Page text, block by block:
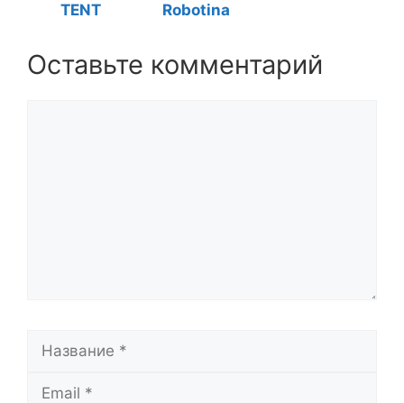
TENT Robotina
Оставьте комментарий